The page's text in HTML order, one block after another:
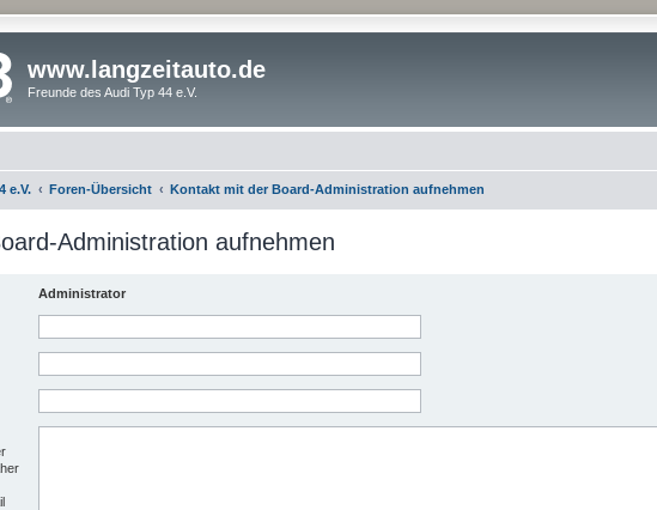
www.langzeitauto.de
Freunde des Audi Typ 44 e.V.
e.V. Foren-Übersicht Kontakt mit der Board-Administration aufnehmen
Administration aufnehmen
Administrator